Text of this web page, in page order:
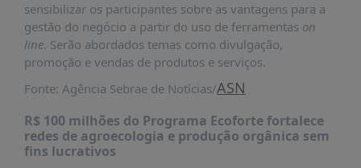
MATERIAIS
DISPONÍVEIS
PUBLICAÇÕES
REVISTA
LIVROS
ESTUDOS
sensibilizar os participantes sobre as vantagens para a
gestão do negócio a partir do uso de ferramentas on
line. Serão abordados temas como divulgação,
promoção e vendas de produtos e serviços.
Fonte: Agência Sebrae de Notícias/ASN
R$ 100 milhões do Programa Ecoforte fortalece
redes de agroecologia e produção orgânica sem
fins lucrativos